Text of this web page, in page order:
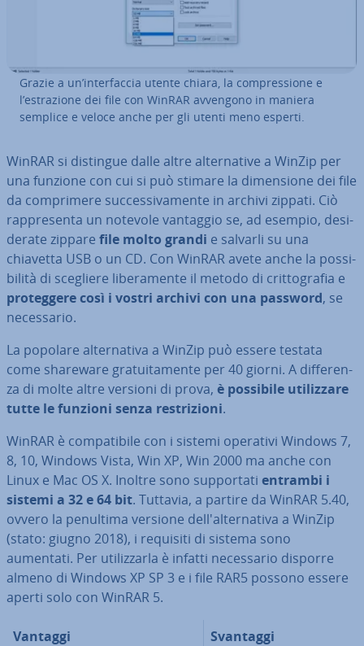
Grazie a un’in­ter­fac­cia utente chiara, la com­pres­sio­ne e
l’estra­zio­ne dei file con WinRAR avvengono in maniera
semplice e veloce anche per gli utenti meno esperti.
WinRAR si distingue dalle altre al­ter­na­ti­ve a WinZip per
una funzione con cui si può stimare la di­men­sio­ne dei file
da com­pri­me­re suc­ces­si­va­men­te in archivi zippati. Ciò
rap­pre­sen­ta un notevole vantaggio se, ad esempio, de­si­
de­ra­te zippare file molto grandi e salvarli su una
chiavetta USB o un CD. Con WinRAR avete anche la pos­si­
bi­li­tà di scegliere li­be­ra­men­te il metodo di crit­to­gra­fia e
pro­teg­ge­re così i vostri archivi con una password, se
ne­ces­sa­rio.
La popolare al­ter­na­ti­va a WinZip può essere testata
come shareware gra­tui­ta­men­te per 40 giorni. A dif­fe­ren­
za di molte altre versioni di prova, è possibile uti­liz­za­re
tutte le funzioni senza re­stri­zio­ni.
WinRAR è com­pa­ti­bi­le con i sistemi operativi Windows 7,
8, 10, Windows Vista, Win XP, Win 2000 ma anche con
Linux e Mac OS X. Inoltre sono sup­por­ta­ti entrambi i
sistemi a 32 e 64 bit. Tuttavia, a partire da WinRAR 5.40,
ovvero la penultima versione del­l'al­ter­na­ti­va a WinZip
(stato: giugno 2018), i requisiti di sistema sono
aumentati. Per uti­liz­zar­la è infatti ne­ces­sa­rio disporre
almeno di Windows XP SP 3 e i file RAR5 possono essere
aperti solo con WinRAR 5.
Vantaggi Svantaggi